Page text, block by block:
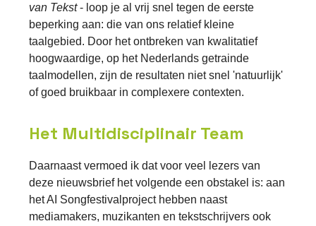
van Tekst- loop je al vrij snel tegen de eerste
beperking aan: die van ons relatief kleine
taalgebied. Door het ontbreken van kwalitatief
hoogwaardige, op het Nederlands getrainde
taalmodellen, zijn de resultaten niet snel 'natuurlijk'
of goed bruikbaar in complexere contexten.
Het Multidisciplinair Team
Daarnaast vermoed ik dat voor veel lezers van
deze nieuwsbrief het volgende een obstakel is: aan
het AI Songfestivalproject hebben naast
mediamakers, muzikanten en tekstschrijvers ook